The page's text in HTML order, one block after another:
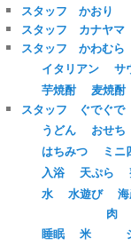
スタッフ かおり
スタッフ カナヤマ
スタッフ かわむら
イタリアン
サ
芋焼酎
麦焼酎
スタッフ ぐでぐで
うどん
おせち
はちみつ
ミニ
入浴
天ぷら
水
水遊び
睡眠 米
肉